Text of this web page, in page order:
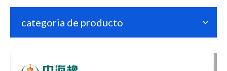
categoria de producto